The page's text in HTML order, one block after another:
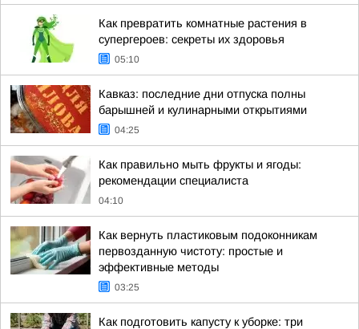
Как превратить комнатные растения в
супергероев: секреты их здоровья
05:10
Кавказ: последние дни отпуска полны
барышней и кулинарными открытиями
04:25
Как правильно мыть фрукты и ягоды:
рекомендации специалиста
04:10
Как вернуть пластиковым подоконникам
первозданную чистоту: простые и
эффективные методы
03:25
Как подготовить капусту к уборке: три